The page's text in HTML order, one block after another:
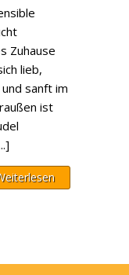
Zuhause
lieb,
sanft im
ist